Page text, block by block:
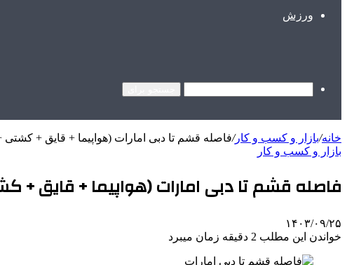
ورزش
خانه/بازار و کسب و کار/فاصله قشم تا دبی امارات (هواپیما + قایق +
بازار و کسب و کار
فاصله قشم تا دبی امارات (هواپیما + قایق
۱۴۰۳/۰۹/۲۵
خواندن این مطلب 2 دقیقه زمان میبرد